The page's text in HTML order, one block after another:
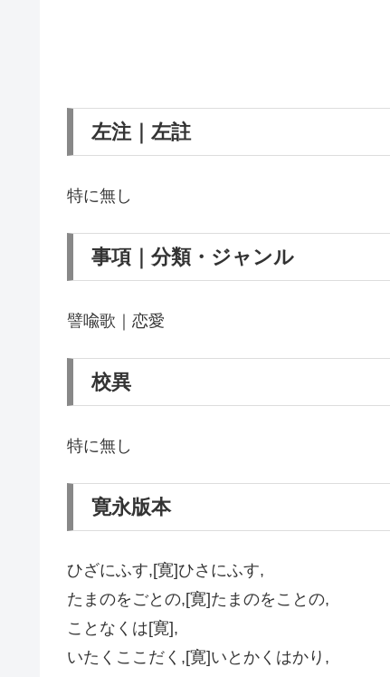
左注｜左註
特に無し
事項｜分類・ジャンル
譬喩歌｜恋愛
校異
特に無し
寛永版本
ひざにふす,[寛]ひさにふす,
たまのをごとの,[寛]たまのをことの,
ことなくは[寛],
いたくここだく,[寛]いとかくはかり,